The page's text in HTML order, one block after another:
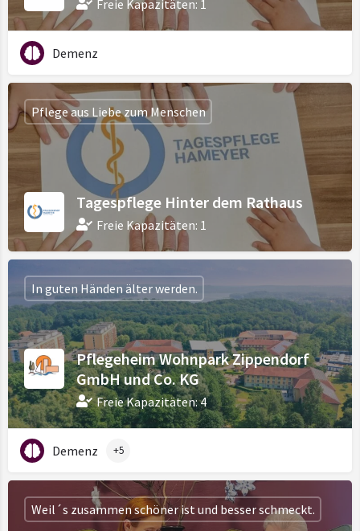
Freie Kapazitäten: 1
Demenz
Tagespflege Hinter dem Rathaus
Freie Kapazitäten: 1
Pflege aus Liebe zum Menschen
Pflegeheim Wohnpark Zippendorf
GmbH und Co. KG
Freie Kapazitäten: 4
In guten Händen älter werden.
Demenz +5
Weil´s zusammen schöner ist und besser schmeckt.